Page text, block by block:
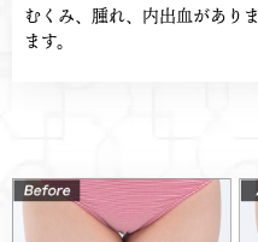
むくみ、腫れ、内出血があり
ます。